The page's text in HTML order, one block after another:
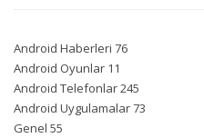
Android Haberleri 76
Android Oyunlar 11
Android Telefonlar245
Android Uygulamalar73
Genel 55